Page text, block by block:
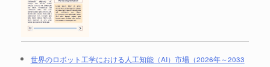
世界のロボット工学における人工知能（AI）市場（2026年～2033